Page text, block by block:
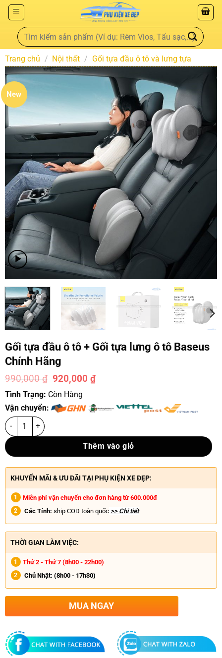
Trang chủ / Nội thất / Gối tựa đầu ô tô và lưng tựa
New
Gối tựa đầu ô tô + Gối tựa lưng ô tô Baseus
Chính Hãng
990,000₫ 920,000₫
Tình Trạng: Còn Hàng
Vận chuyển:
Thêm vào giỏ
KHUYẾN MÃI & ƯU ĐÃI TẠI PHỤ KIỆN XE ĐẸP:
Miễn phí vận chuyển cho đơn hàng từ 600.000đ
Các Tỉnh: ship COD toàn quốc >> Chi tiết
THỜI GIAN LÀM VIỆC:
Thứ 2 - Thứ 7 (8h00 - 22h00)
Chủ Nhật: (8h00 - 17h30)
MUA NGAY